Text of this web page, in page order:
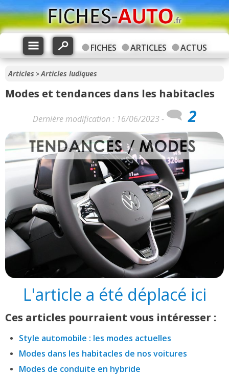
FICHES ARTICLES ACTUS
Articles >Articles ludiques
Modes et tendances dans les habitacles
Dernière modification : 16/06/2023 - 2
L'article a été déplacé ici
Ces articles pourraient vous intéresser :
Style automobile : les modes actuelles
Modes dans les habitacles de nos voitures
Modes de conduite en hybride